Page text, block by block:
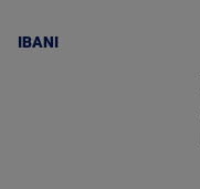
IBANI